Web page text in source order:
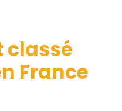
classé
France